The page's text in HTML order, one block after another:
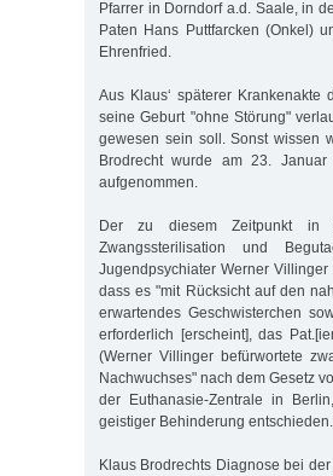
Pfarrer in Dorndorf a.d. Saale, in
Paten Hans Puttfarcken (Onkel)
Ehrenfried.
Aus Klaus‘ späterer
seine Geburt "ohne Störung"
gewesen sein soll. Sonst wissen
Brodrecht wurde am 23.
aufgenommen.
Der zu diesem Zeitpunkt in
Zwangssterilisation und
Jugendpsychiater Werner
dass es "mit Rücksicht auf den
erwartendes Geschwisterchen
erforderlich [erscheint], das
(Werner Villinger befürwortete
Nachwuchses" nach dem Gesetz
der Euthanasie-Zentrale in
geistiger Behinderung
Klaus Brodrechts Diagnose bei